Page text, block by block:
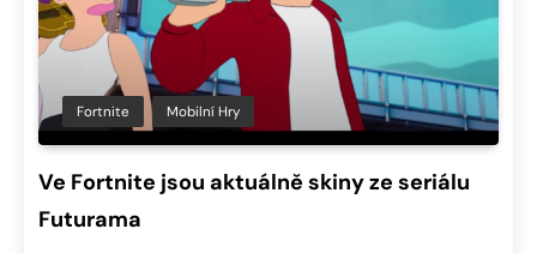
Fortnite Mobilní Hry
Ve Fortnite jsou aktuálně skiny ze seriálu
Futurama